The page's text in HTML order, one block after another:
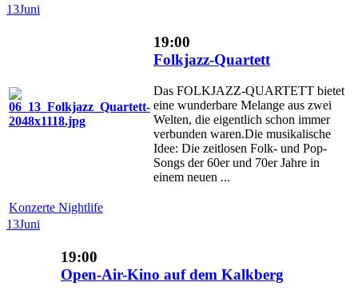
13Juni
19:00
Folkjazz-Quartett
Das FOLKJAZZ-QUARTETT bietet
eine wunderbare Melange aus zwei
Welten, die eigentlich schon immer
verbunden waren.Die musikalische
Idee: Die zeitlosen Folk- und Pop-
Songs der 60er und 70er Jahre in
einem neuen ...
Konzerte Nightlife
13Juni
19:00
Open-Air-Kino auf dem Kalkberg